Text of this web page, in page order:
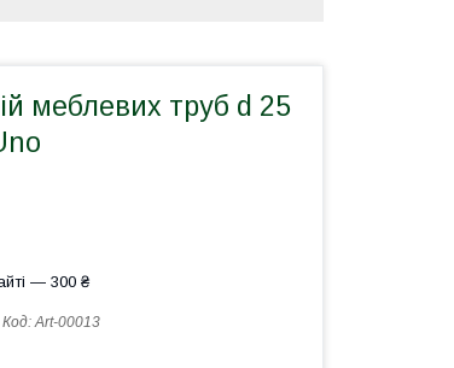
меблевих труб d 25
— 300 ₴
Код:Art-00013